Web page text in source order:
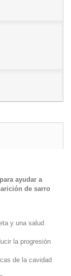
ayudar a
de sarro
y una salud
la progresión
de la cavidad